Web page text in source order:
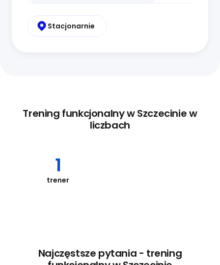
Stacjonarnie
Trening funkcjonalny w Szczecinie w
liczbach
1
trener
Najczęstsze pytania - trening